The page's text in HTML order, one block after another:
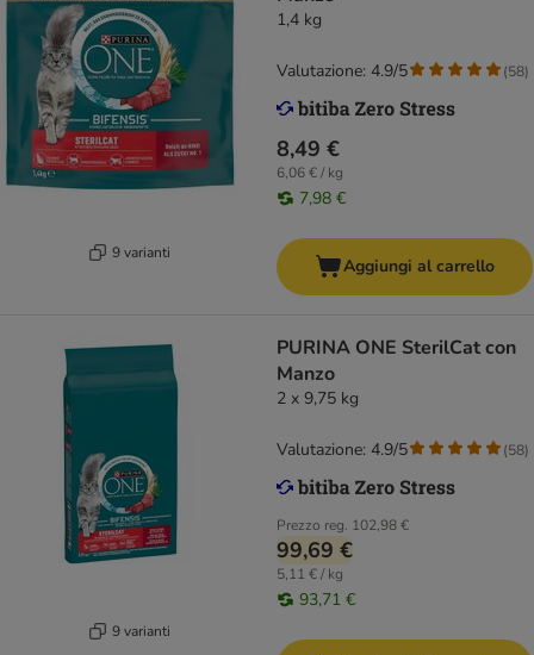
9 varianti
1,4 kg
8,49 €
6,06 € / kg
7,98 €
Valutazione: 4.9/5 (58)
Aggiungi al carrello
9 varianti
PURINA ONE SterilCat con
Manzo
2 x 9,75 kg
Prezzo reg. 102,98 €
99,69 €
5,11 € / kg
93,71 €
Valutazione: 4.9/5 (58)